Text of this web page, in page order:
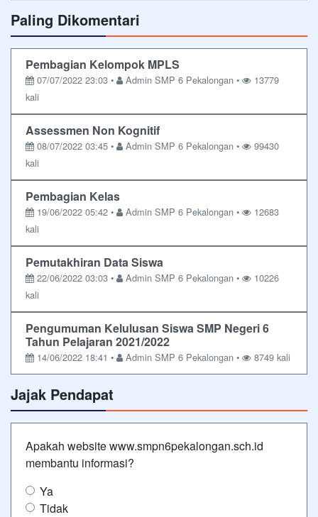
Paling Dikomentari
Pembagian Kelompok MPLS
07/07/2022 23:03 • Admin SMP 6 Pekalongan •
13779
kali
Assessmen Non Kognitif
08/07/2022 03:45 • Admin SMP 6 Pekalongan •
99430
kali
Pembagian Kelas
19/06/2022 05:42 • Admin SMP 6 Pekalongan •
12683
kali
Pemutakhiran Data Siswa
22/06/2022 03:03 • Admin SMP 6 Pekalongan •
10226
kali
Pengumuman Kelulusan Siswa SMP Negeri 6
Tahun Pelajaran 2021/2022
14/06/2022 18:41 • Admin SMP 6 Pekalongan • 8749 kali
Jajak Pendapat
Apakah website www.smpn6pekalongan.sch.id
membantu informasi?
Ya
Tidak